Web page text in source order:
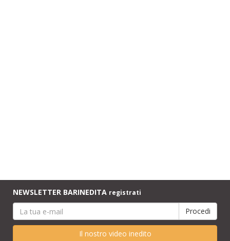
NEWSLETTER BARINEDITA registrati
Il nostro video inedito